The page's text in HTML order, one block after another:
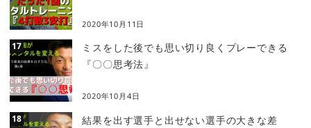
2020年10月11日
ミスをした後でも思い切り良くプレーできる
『〇〇思考法』
2020年10月4日
結果を出す選手と出せない選手の大きな差